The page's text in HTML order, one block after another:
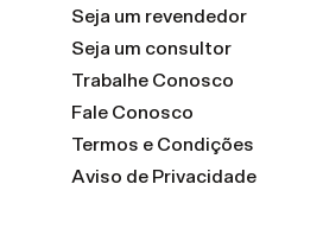
Seja um revendedor
Seja um consultor
Trabalhe Conosco
Fale Conosco
Termos e Condições
Aviso de Privacidade